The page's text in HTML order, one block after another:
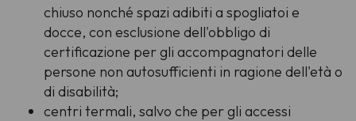
chiuso nonché spazi adibiti a spogliatoi e
docce, con esclusione dell'obbligo di
certificazione per gli accompagnatori delle
persone non autosufficienti in ragione dell'età o
di disabilità;
centri termali, salvo che per gli accessi